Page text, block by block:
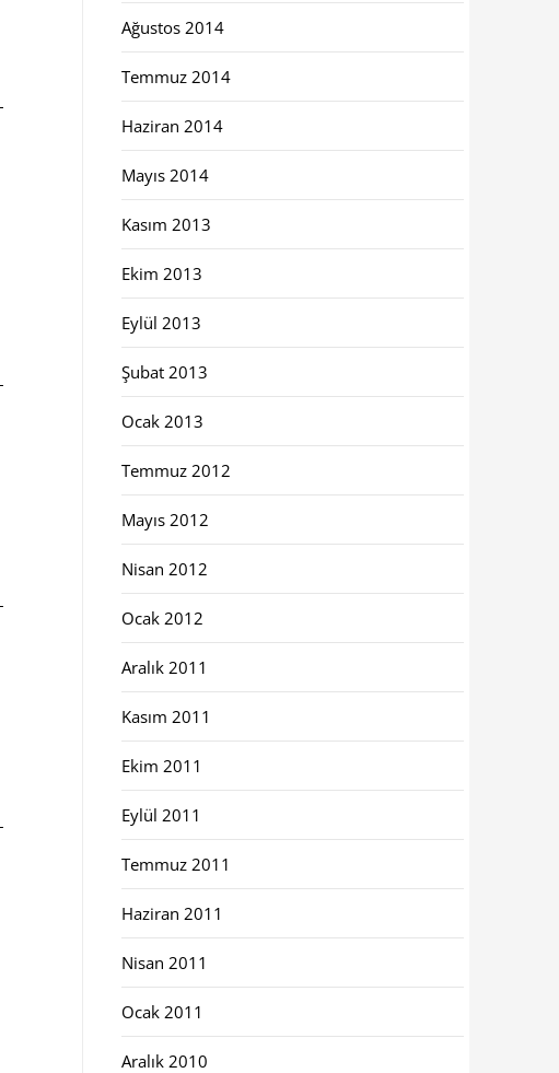
Ağustos 2014
Temmuz 2014
Haziran 2014
Mayıs 2014
Kasım 2013
Ekim 2013
Eylül 2013
Şubat 2013
Ocak 2013
Temmuz 2012
Mayıs 2012
Nisan 2012
Ocak 2012
Aralık 2011
Kasım 2011
Ekim 2011
Eylül 2011
Temmuz 2011
Haziran 2011
Nisan 2011
Ocak 2011
Aralık 2010